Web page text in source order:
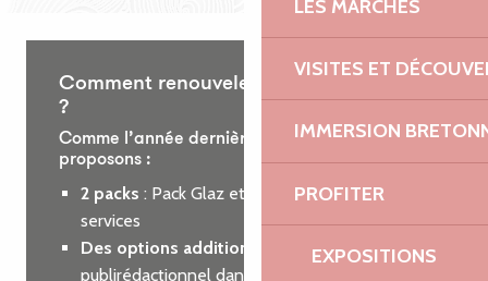
LES MARCHÉS
VISITES ET
IMMERSION
PROFITER
EXPOSITIONS
Comment renouveler votre partenariat
?
Comme l’année dernière, nous vous
proposons :
2 packs : Pack Glaz et Pack Roz, incluant des
services
Des options additionnelles
: encart
publirédactionnel dans le guide des loisirs ou